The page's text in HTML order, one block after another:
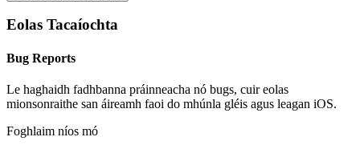
Eolas Tacaíochta
Bug Reports
Le haghaidh fadhbanna práinneacha nó bugs, cuir eolas
mionsonraithe san áireamh faoi do mhúnla gléis agus leagan iOS.
Foghlaim níos mó